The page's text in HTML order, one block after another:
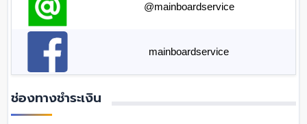
@mainboardservice
mainboardservice
ช่องทางชำระเงิน